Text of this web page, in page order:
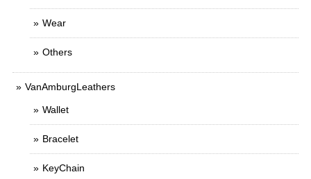
Wear
Others
VanAmburgLeathers
Wallet
Bracelet
KeyChain